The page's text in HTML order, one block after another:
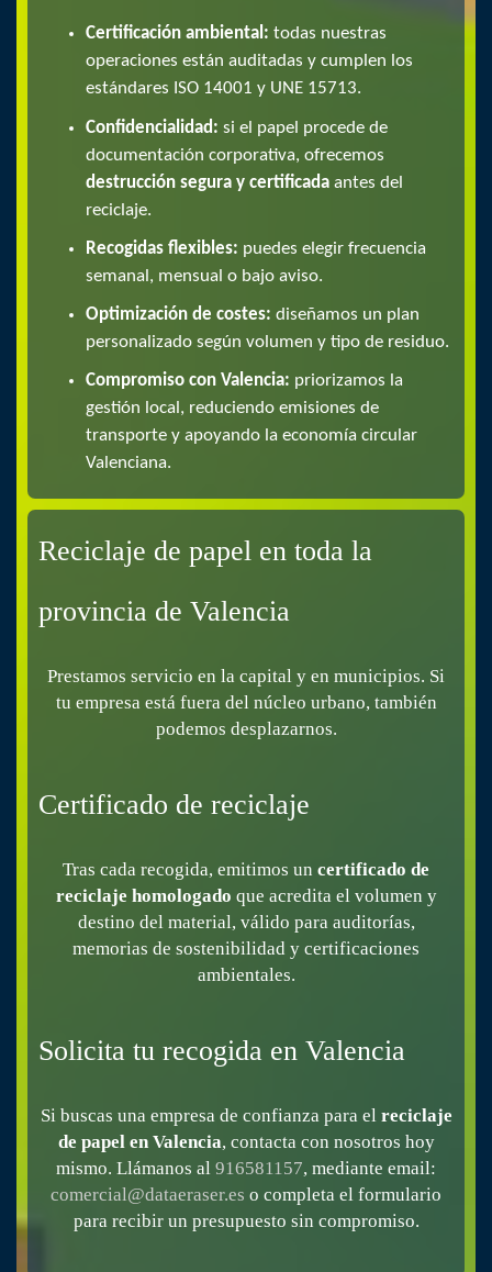
Certificación ambiental: todas nuestras
operaciones están auditadas y cumplen los
estándares ISO 14001 y UNE 15713.
Confidencialidad: si el papel procede de
documentación corporativa, ofrecemos
destrucción segura y certificadaantes del
reciclaje.
Recogidas flexibles: puedes elegir frecuencia
semanal, mensual o bajo aviso.
Optimización de costes: diseñamos un plan
personalizado según volumen y tipo de residuo.
Compromiso con Valencia: priorizamos la
gestión local, reduciendo emisiones de
transporte y apoyando la economía circular
Valenciana.
Reciclaje de papel en toda la
provincia de Valencia
Prestamos servicio en la capital y en municipios. Si
tu empresa está fuera del núcleo urbano, también
podemos desplazarnos.
Certificado de reciclaje
Tras cada recogida, emitimos un certificado de
reciclaje homologado que acredita el volumen y
destino del material, válido para auditorías,
memorias de sostenibilidad y certificaciones
ambientales.
Solicita tu recogida en Valencia
Si buscas una empresa de confianza para el reciclaje
de papel en Valencia, contacta con nosotros hoy
mismo. Llámanos al 916581157, mediante email:
comercial@dataeraser.es o completa el formulario
para recibir un presupuesto sin compromiso.